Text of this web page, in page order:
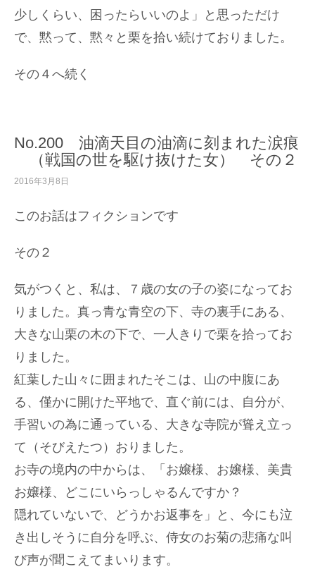
少しくらい、困ったらいいのよ」と思っただけ
で、黙って、黙々と栗を拾い続けておりました。
その４へ続く
No.200 油滴天目の油滴に刻まれた涙痕
（戦国の世を駆け抜けた女） その２
2016年3月8日
このお話はフィクションです
その２
気がつくと、私は、７歳の女の子の姿になってお
りました。真っ青な青空の下、寺の裏手にある、
大きな山栗の木の下で、一人きりで栗を拾ってお
りました。
紅葉した山々に囲まれたそこは、山の中腹にあ
る、僅かに開けた平地で、直ぐ前には、自分が、
手習いの為に通っている、大きな寺院が聳え立っ
て（そびえたつ）おりました。
お寺の境内の中からは、「お嬢様、お嬢様、美貴
お嬢様、どこにいらっしゃるんですか？
隠れていないで、どうかお返事を」と、今にも泣
き出しそうに自分を呼ぶ、侍女のお菊の悲痛な叫
び声が聞こえてまいります。